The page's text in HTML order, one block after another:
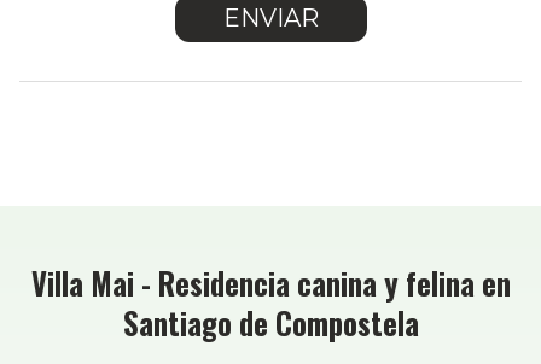
Villa Mai - Residencia canina y felina en
Santiago de Compostela